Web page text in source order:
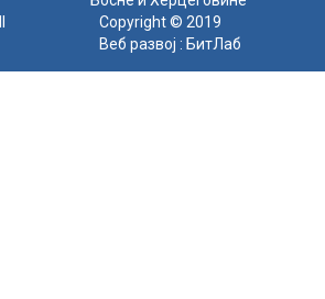
Copyright © 2019
Веб развој : БитЛаб